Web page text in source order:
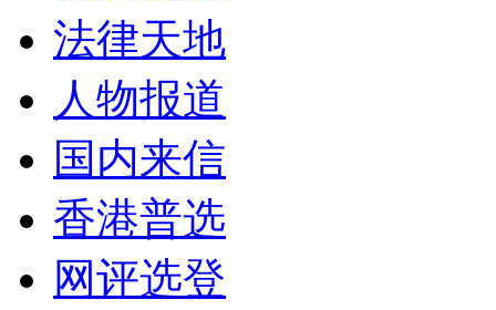
法律天地
人物报道
国内来信
香港普选
网评选登